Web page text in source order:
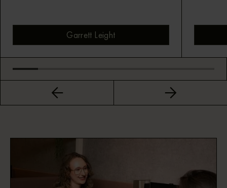
Garrett Leight
Bekijk montuur